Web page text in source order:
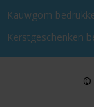
Kauwgom
Kerstgeschenken
©